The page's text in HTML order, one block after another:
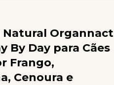
Natural Organnact
By Day para Cães
Frango,
Cenoura e